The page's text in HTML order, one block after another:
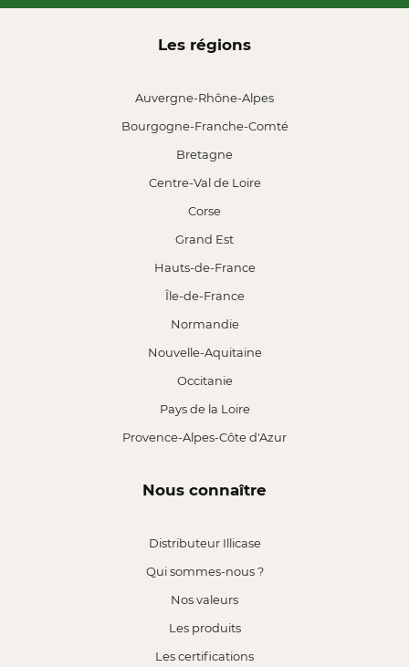
Les régions
Auvergne-Rhône-Alpes
Bourgogne-Franche-Comté
Bretagne
Centre-Val de Loire
Corse
Grand Est
Hauts-de-France
Île-de-France
Normandie
Nouvelle-Aquitaine
Occitanie
Pays de la Loire
Provence-Alpes-Côte d'Azur
Nous connaître
Distributeur Illicase
Qui sommes-nous ?
Nos valeurs
Les produits
Les certifications